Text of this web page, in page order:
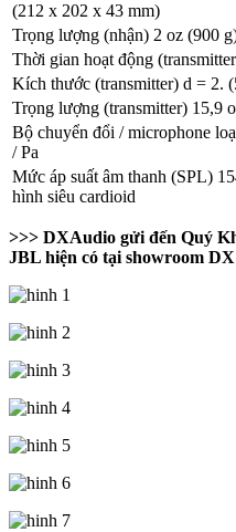
(212 x 202 x 43 mm)
Trọng lượng (nhận) 2 oz (900
Thời gian hoạt động
Kích thước (transmitter) d = 2.
Trọng lượng (transmitter) 15,9
Bộ chuyển đổi / microphone
/ Pa
Mức áp suất âm thanh (SPL)
hình siêu cardioid
>>> DXAudio gửi đến Quý
JBL hiện có tại showroom DX